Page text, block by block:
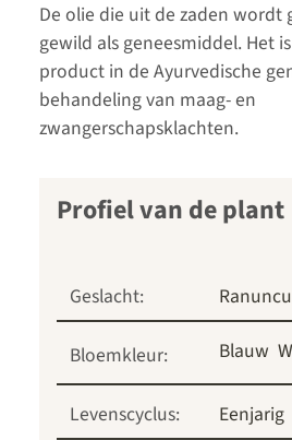
De olie die uit de zaden wordt
gewild als geneesmiddel. Het
product in de Ayurvedische
behandeling van maag- en
zwangerschapsklachten.
Profiel van de plant
Geslacht:
Bloemkleur: Blauw
Levenscyclus:
Eenjarig